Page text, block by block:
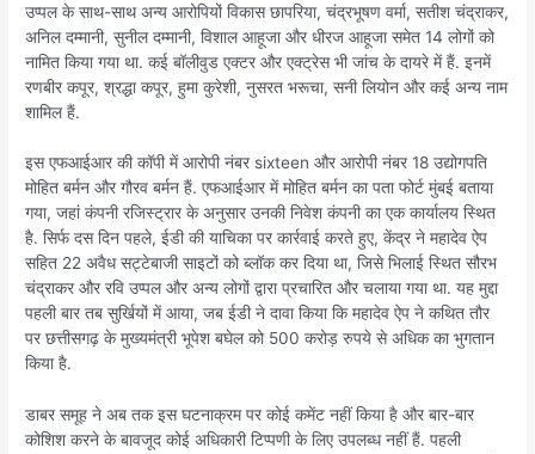
उप्पल के साथ-साथ अन्य आरोपियों विकास छापरिया, चंद्रभूषण वर्मा, सतीश चंद्राकर,
अनिल दम्मानी, सुनील दम्मानी, विशाल आहूजा और धीरज आहूजा समेत 14 लोगों को
नामित किया गया था. कई बॉलीवुड एक्टर और एक्ट्रेस भी जांच के दायरे में हैं. इनमें
रणबीर कपूर, श्रद्धा कपूर, हुमा कुरेशी, नुसरत भरूचा, सनी लियोन और कई अन्य नाम
शामिल हैं.
इस एफआईआर की कॉपी में आरोपी नंबर sixteen और आरोपी नंबर 18 उद्योगपति
मोहित बर्मन और गौरव बर्मन हैं. एफआईआर में मोहित बर्मन का पता फोर्ट मुंबई बताया
गया, जहां कंपनी रजिस्ट्रार के अनुसार उनकी निवेश कंपनी का एक कार्यालय स्थित
है. सिर्फ दस दिन पहले, ईडी की याचिका पर कार्रवाई करते हुए, केंद्र ने महादेव ऐप
सहित 22 अवैध सट्टेबाजी साइटों को ब्लॉक कर दिया था, जिसे भिलाई स्थित सौरभ
चंद्राकर और रवि उप्पल और अन्य लोगों द्वारा प्रचारित और चलाया गया था. यह मुद्दा
पहली बार तब सुर्खियों में आया, जब ईडी ने दावा किया कि महादेव ऐप ने कथित तौर
पर छत्तीसगढ़ के मुख्यमंत्री भूपेश बघेल को 500 करोड़ रुपये से अधिक का भुगतान
किया है.
डाबर समूह ने अब तक इस घटनाक्रम पर कोई कमेंट नहीं किया है और बार-बार
कोशिश करने के बावजूद कोई अधिकारी टिप्पणी के लिए उपलब्ध नहीं हैं. पहली